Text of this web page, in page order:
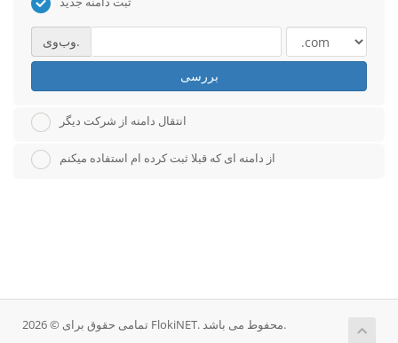
وب‌وی.
بررسی
انتقال دامنه از شرکت دیگر
از دامنه ای که قبلا ثبت کرده ام استفاده میکنم
تمامی حقوق برای © 2026 FlokiNET. محفوط می باشد.